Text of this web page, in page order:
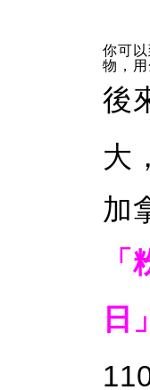
你可
物，
後
大
加
日」